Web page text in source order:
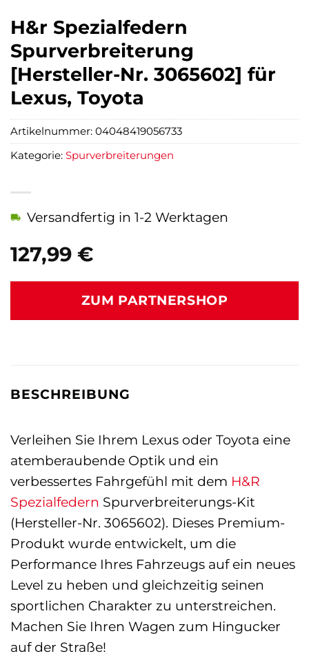
H&r Spezialfedern
Spurverbreiterung
[Hersteller-Nr. 3065602] für
Lexus, Toyota
127,99 €
Versandfertig in 1-2 Werktagen
ZUM PARTNERSHOP
Artikelnummer: 04048419056733
Kategorie: Spurverbreiterungen
BESCHREIBUNG
Verleihen Sie Ihrem Lexus oder Toyota eine
atemberaubende Optik und ein
verbessertes Fahrgefühl mit dem H&R
Spezialfedern Spurverbreiterungs-Kit
(Hersteller-Nr. 3065602). Dieses Premium-
Produkt wurde entwickelt, um die
Performance Ihres Fahrzeugs auf ein neues
Level zu heben und gleichzeitig seinen
sportlichen Charakter zu unterstreichen.
Machen Sie Ihren Wagen zum Hingucker
auf der Straße!